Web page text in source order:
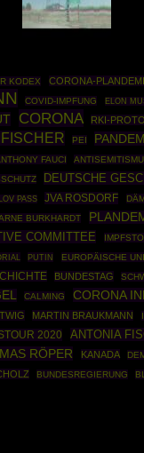
KODEX CORONA-
COVID-IMPFUNG ELON
CORONA RKI-
PEI
FAUCI
DEUTSCHE
PASS JVA ROSDORF
BURKHARDT
COMMITTEE
PUTIN EUROPÄISCHE
BUNDESTAG
CALMING CORONA
MARTIN BRAUKMANN
2020 ANTONIA
RÖPER KANADA
BUNDESREGIERUNG